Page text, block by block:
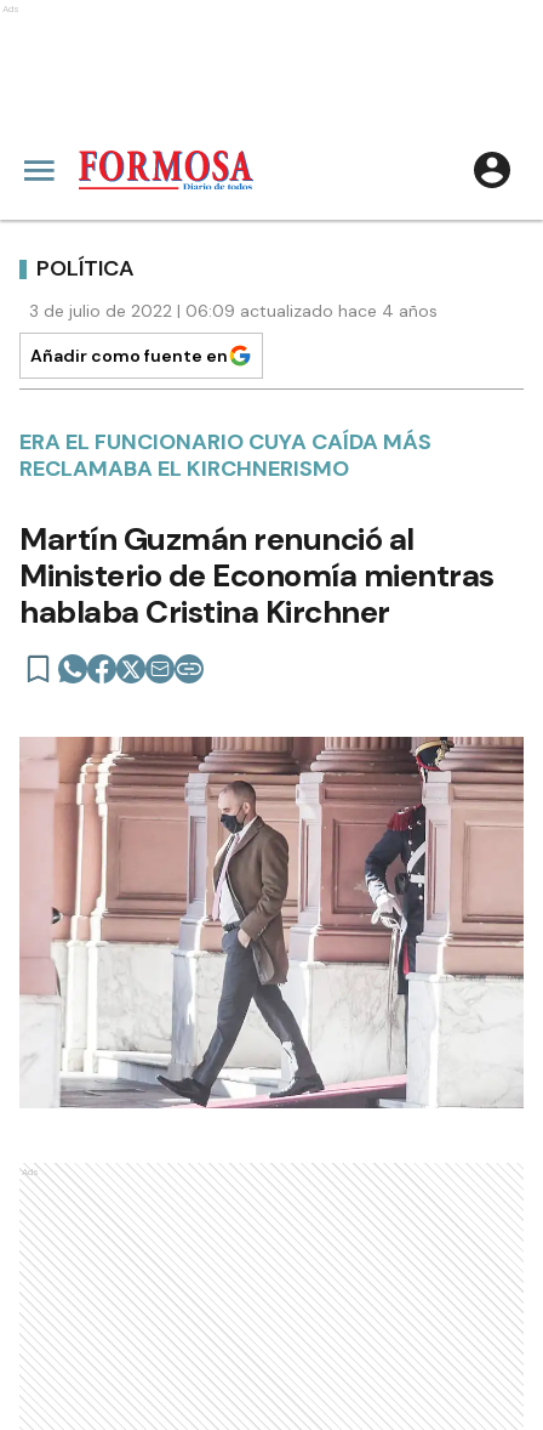
Ads
POLÍTICA
3 de julio de 2022 | 06:09 actualizado hace 4 años
Añadir como fuente en
ERA EL FUNCIONARIO CUYA CAÍDA MÁS
RECLAMABA EL KIRCHNERISMO
Martín Guzmán renunció al
Ministerio de Economía mientras
hablaba Cristina Kirchner
Ads